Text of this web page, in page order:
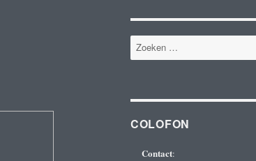
Zoeken
naar:
COLOFON
Contact: